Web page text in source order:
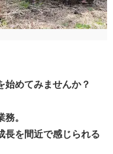
始めてみませんか？
。
長を間近で感じられる